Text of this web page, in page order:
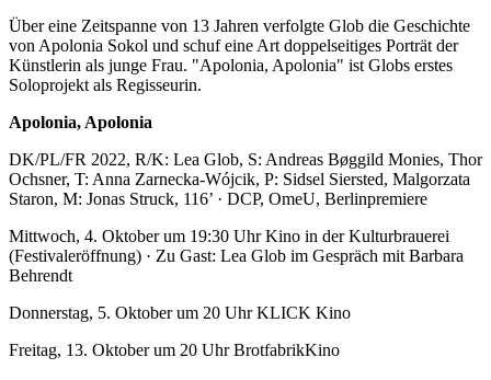
Über eine Zeitspanne von 13 Jahren verfolgte Glob die Geschichte
von Apolonia Sokol und schuf eine Art doppelseitiges Porträt der
Künstlerin als junge Frau. "Apolonia, Apolonia" ist Globs erstes
Soloprojekt als Regisseurin.
Apolonia, Apolonia
DK/PL/FR 2022, R/K: Lea Glob, S: Andreas Bøggild Monies, Thor
Ochsner, T: Anna Zarnecka-Wójcik, P: Sidsel Siersted, Malgorzata
Staron, M: Jonas Struck, 116’ · DCP, OmeU, Berlinpremiere
Mittwoch, 4. Oktober um 19:30 Uhr Kino in der Kulturbrauerei
(Festivaleröffnung) · Zu Gast: Lea Glob im Gespräch mit Barbara
Behrendt
Donnerstag, 5. Oktober um 20 Uhr KLICK Kino
Freitag, 13. Oktober um 20 Uhr BrotfabrikKino